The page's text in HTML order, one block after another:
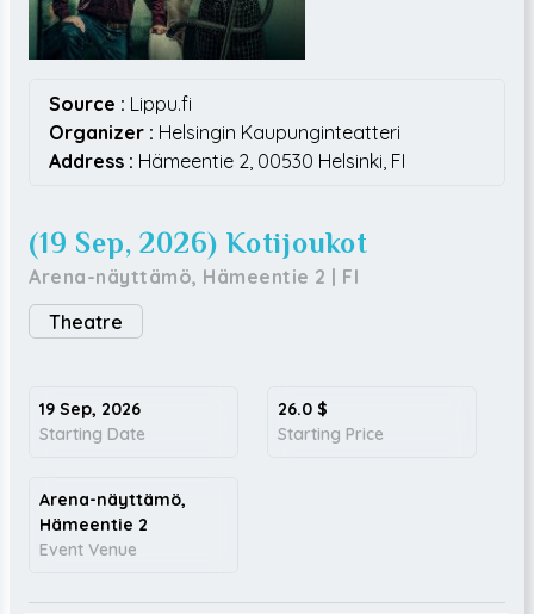
Source : Lippu.fi
Organizer : Helsingin Kaupunginteatteri
Address : Hämeentie 2, 00530 Helsinki, FI
(19 Sep, 2026) Kotijoukot
Arena-näyttämö, Hämeentie 2
FI
Theatre
19 Sep, 2026
Starting Date
26.0 $
Starting Price
Arena-näyttämö,
Hämeentie 2
Event Venue